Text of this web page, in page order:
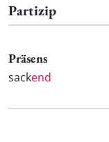
Partizip
Präsens
sackend